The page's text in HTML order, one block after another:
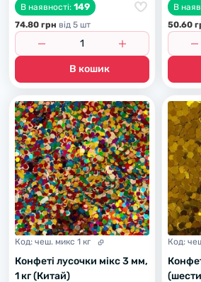
В наявності: 149
74.80 грн вiд 5 шт
В кошик
В
50.60
Код: чеш. микс 1 кг
Конфеті лусочки мікс 3 мм,
1 кг (Китай)
Код: